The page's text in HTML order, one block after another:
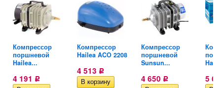
Компрессор
поршневой
Hailea...
4 191 Р
Компрессор
Hailea ACO 2208
4 513 Р
Компрессор
поршневой
Sunsun...
4 650 Р 5